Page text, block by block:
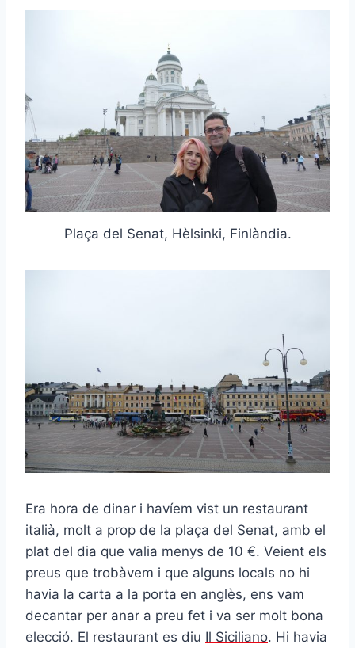
Plaça del Senat, Hèlsinki, Finlàndia.
Era hora de dinar i havíem vist un restaurant
italià, molt a prop de la plaça del Senat, amb el
plat del dia que valia menys de 10 €. Veient els
preus que trobàvem i que alguns locals no hi
havia la carta a la porta en anglès, ens vam
decantar per anar a preu fet i va ser molt bona
elecció. El restaurant es diu Il Siciliano. Hi havia